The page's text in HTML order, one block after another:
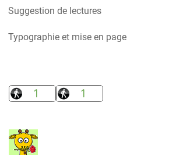
Suggestion de lectures
Typographie et mise en page